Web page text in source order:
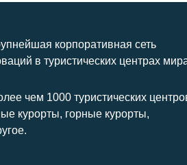
корпоративная сеть
в туристических центрах
чем 1000 туристических
курорты, горные курорты,